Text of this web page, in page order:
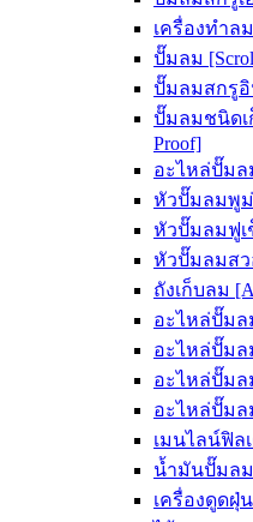
เครื่องทำล
ปั๊มลม
ปั๊มลมสกรูอิ
ปั๊มลมชนิดเ
Proof]
อะไหล่ปั๊มล
หัวปั๊มลมพูม่
หัวปั๊มลมฟูเ
หัวปั๊มลมสว
ถังเก็บลม
อะไหล่ปั๊มล
อะไหล่ปั๊มลม
อะไหล่ปั๊มล
อะไหล่ปั๊มล
เมนไลน์ฟิล
น้ำมันปั๊มลม
เครื่องดูดฝุ่